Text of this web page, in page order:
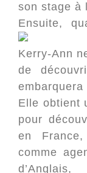
son stage à
Ensuite,
Kerry-Ann
de
Elle obtient
pour
en
comme